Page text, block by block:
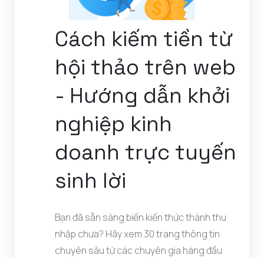
Cách kiếm tiền từ
hội thảo trên web
- Hướng dẫn khởi
nghiệp kinh
doanh trực tuyến
sinh lời
Bạn đã sẵn sàng biến kiến thức thành thu
nhập chưa? Hãy xem 30 trang thông tin
chuyên sâu từ các chuyên gia hàng đầu